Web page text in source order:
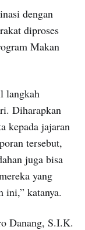
dengan
diproses
Makan
langkah
Diharapkan
kepada jajaran
tersebut,
juga bisa
yang
ini,” katanya.
Danang, S.I.K.